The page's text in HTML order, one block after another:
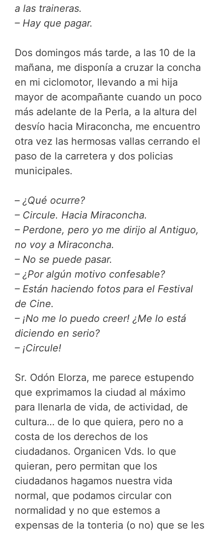
a las traineras.
– Hay que pagar.
Dos domingos más tarde, a las 10 de la
mañana, me disponía a cruzar la concha
en mi ciclomotor, llevando a mi hija
mayor de acompañante cuando un poco
más adelante de la Perla, a la altura del
desvío hacia Miraconcha, me encuentro
otra vez las hermosas vallas cerrando el
paso de la carretera y dos policias
municipales.
– ¿Qué ocurre?
– Circule. Hacia Miraconcha.
– Perdone, pero yo me dirijo al Antiguo,
no voy a Miraconcha.
– No se puede pasar.
– ¿Por algún motivo confesable?
– Están haciendo fotos para el Festival
de Cine.
– ¡No me lo puedo creer! ¿Me lo está
diciendo en serio?
– ¡Circule!
Sr. Odón Elorza, me parece estupendo
que exprimamos la ciudad al máximo
para llenarla de vida, de actividad, de
cultura… de lo que quiera, pero no a
costa de los derechos de los
ciudadanos. Organicen Vds. lo que
quieran, pero permitan que los
ciudadanos hagamos nuestra vida
normal, que podamos circular con
normalidad y no que estemos a
expensas de la tonteria (o no) que se les